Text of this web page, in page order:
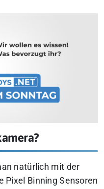
natürlich mit der
Pixel Binning Sensoren